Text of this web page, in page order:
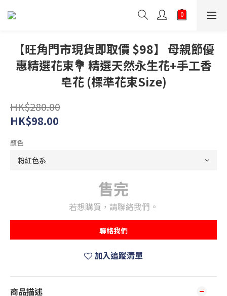
【旺角門市現貨即取價 $98】 母親節優
惠精選花束💐 精選天然永生花+手工香
皂花 (標準花束Size)
HK$280.00
HK$98.00
顏色
售完
若想購買，請聯絡我們。
聯絡我們
加入追蹤清單
商品描述